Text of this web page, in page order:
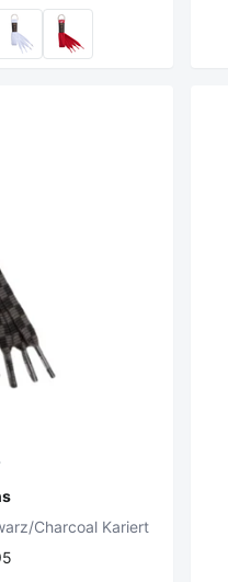
Charcoal Kariert